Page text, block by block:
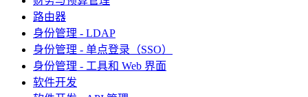
路由器
身份管理 - LDAP
身份管理 - 单点登录（SSO）
身份管理 - 工具和 Web 界面
软件开发